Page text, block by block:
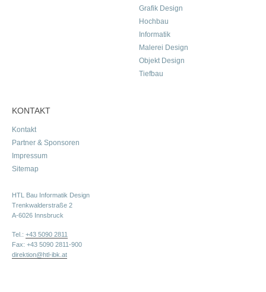
Grafik Design
Hochbau
Informatik
Malerei Design
Objekt Design
Tiefbau
KONTAKT
Kontakt
Partner & Sponsoren
Impressum
Sitemap
HTL Bau Informatik Design
Trenkwalderstraße 2
A-6026 Innsbruck
Tel.: +43 5090 2811
Fax: +43 5090 2811-900
direktion@htl-ibk.at